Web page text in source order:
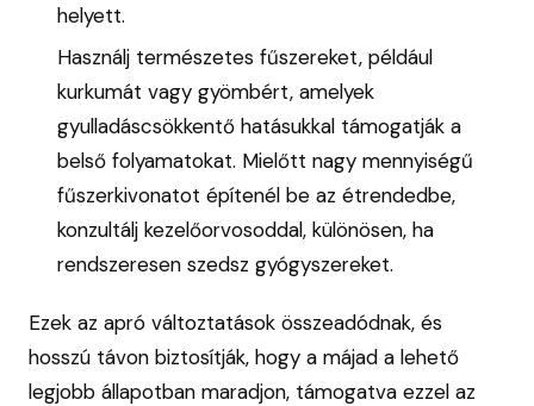
helyett.
Használj természetes fűszereket, például
kurkumát vagy gyömbért, amelyek
gyulladáscsökkentő hatásukkal támogatják a
belső folyamatokat. Mielőtt nagy mennyiségű
fűszerkivonatot építenél be az étrendedbe,
konzultálj kezelőorvosoddal, különösen, ha
rendszeresen szedsz gyógyszereket.
Ezek az apró változtatások összeadódnak, és
hosszú távon biztosítják, hogy a májad a lehető
legjobb állapotban maradjon, támogatva ezzel az